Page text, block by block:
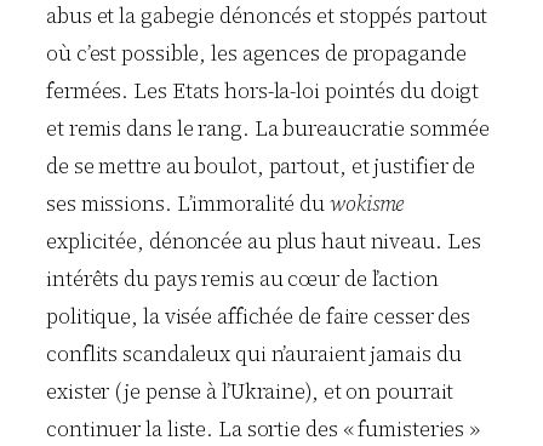
abus et la gabegie dénoncés et stoppés partout
où c’est possible, les agences de propagande
fermées. Les Etats hors-la-loi pointés du doigt
et remis dans le rang. La bureaucratie sommée
de se mettre au boulot, partout, et justifier de
ses missions. L’immoralité duwokisme
explicitée, dénoncée au plus haut niveau. Les
intérêts du pays remis au cœur de l’action
politique, la visée affichée de faire cesser des
conflits scandaleux qui n’auraient jamais du
exister (je pense à l’Ukraine), et on pourrait
continuer la liste. La sortie des « fumisteries »